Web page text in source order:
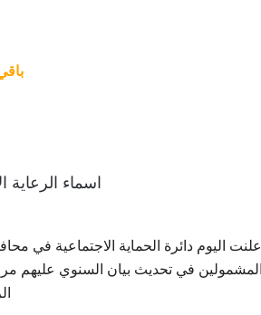
اسماء الرعاية
أعلنت اليوم دائرة الحماية الاجتماعية في
المشمولين في تحديث بيان السنوي عليهم